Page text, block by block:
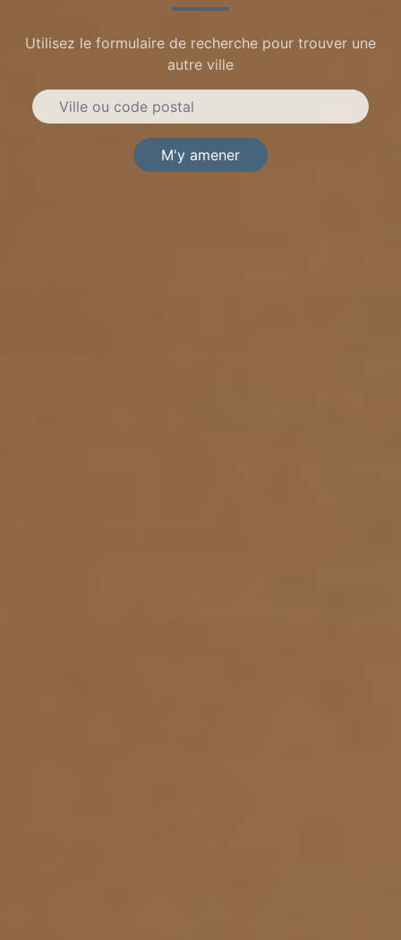
Utilisez le formulaire de recherche pour trouver une
autre ville
M'y amener